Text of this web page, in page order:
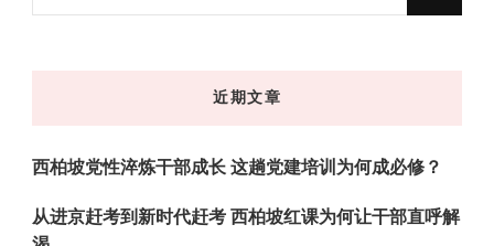
什
近期文章
西柏坡党性淬炼干部成长 这趟党建培训为何成必修？
从进京赶考到新时代赶考 西柏坡红课为何让干部直呼解